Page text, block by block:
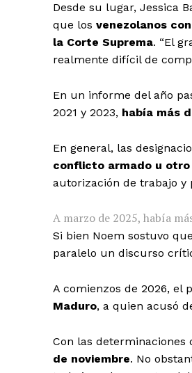
Desde su lugar, Jessica
que los venezolanos
la Corte Suprema. “El
realmente difícil de
En un informe del año
2021 y 2023, había más
En general, las
conflicto armado u
autorización de trabajo
A marzo de 2025, había
Si bien Noem sostuvo
paralelo un discurso
A comienzos de 2026, el
Maduro, a quien acusó
Con las determinaciones
de noviembre. No